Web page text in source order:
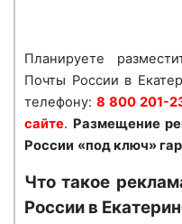
пользуется
представителей
рекламы в
целым рядом факторов:
массовый охват
разнообразие
Планируете
Почты России в
телефону: 8 800 201-
сайте. Размещение
России «под ключ»
Что такое
России в